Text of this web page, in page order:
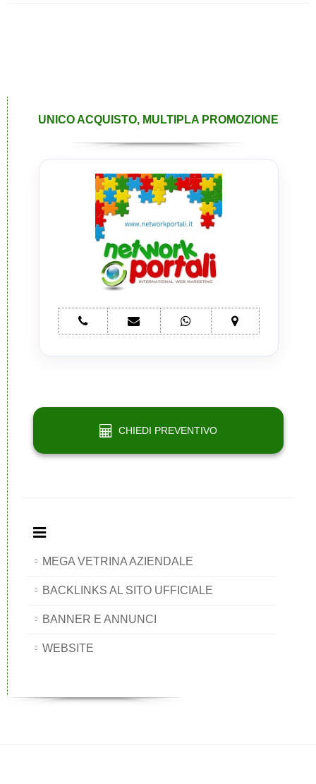
UNICO ACQUISTO, MULTIPLA PROMOZIONE
telefono
Network
e-
mail
whatsapp
Network
mappa
Network
CHIEDI PREVENTIVO
MEGA VETRINA AZIENDALE
BACKLINKS AL SITO UFFICIALE
BANNER E ANNUNCI
WEBSITE